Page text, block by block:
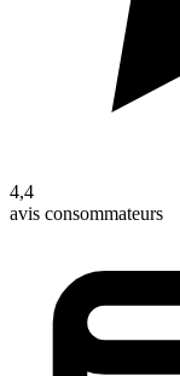
4,4
avis consommateurs